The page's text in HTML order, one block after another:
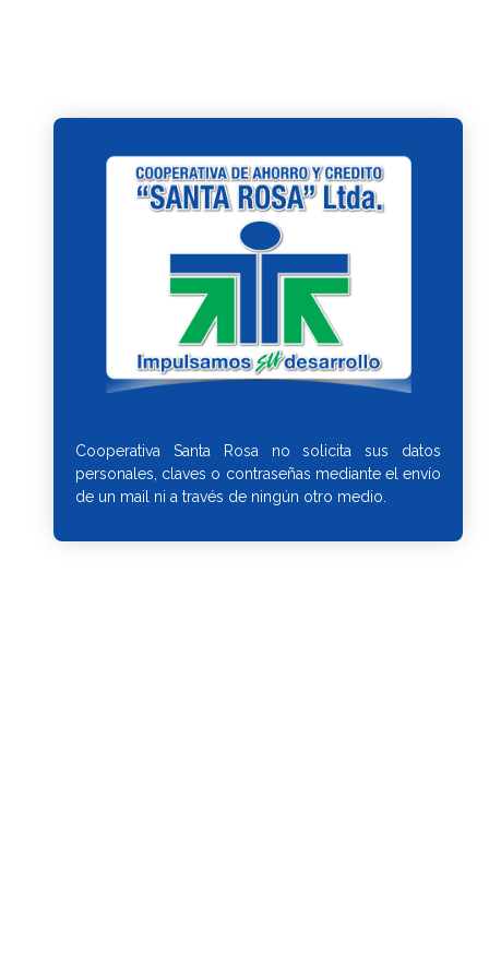
Cooperativa Santa Rosa no solicita sus datos
personales, claves o contraseñas mediante el envío
de un mail ni a través de ningún otro medio.